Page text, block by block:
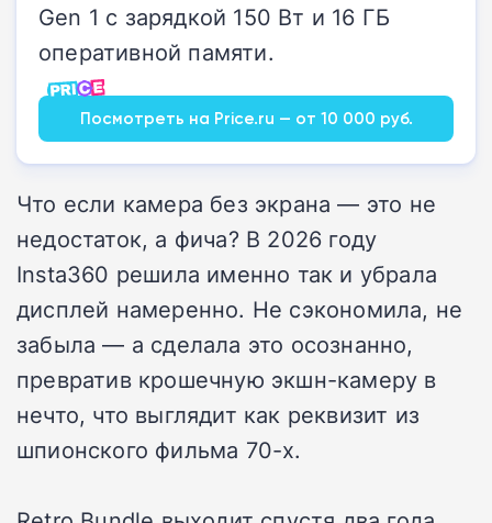
Gen 1 с зарядкой 150 Вт и 16 ГБ
оперативной памяти.
Посмотреть на Price.ru — от 10 000 руб.
Что если камера без экрана — это не
недостаток, а фича? В 2026 году
Insta360 решила именно так и убрала
дисплей намеренно. Не сэкономила, не
забыла — а сделала это осознанно,
превратив крошечную экшн-камеру в
нечто, что выглядит как реквизит из
шпионского фильма 70-х.